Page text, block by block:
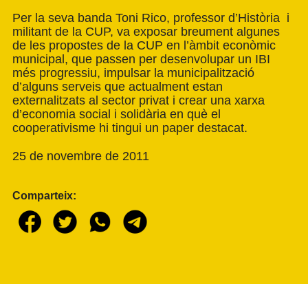
Per la seva banda Toni Rico, professor d’Història i
militant de la CUP, va exposar breument algunes
de les propostes de la CUP en l’àmbit econòmic
municipal, que passen per desenvolupar un IBI
més progressiu, impulsar la municipalització
d’alguns serveis que actualment estan
externalitzats al sector privat i crear una xarxa
d’economia social i solidària en què el
cooperativisme hi tingui un paper destacat.
25 de novembre de 2011
Comparteix: